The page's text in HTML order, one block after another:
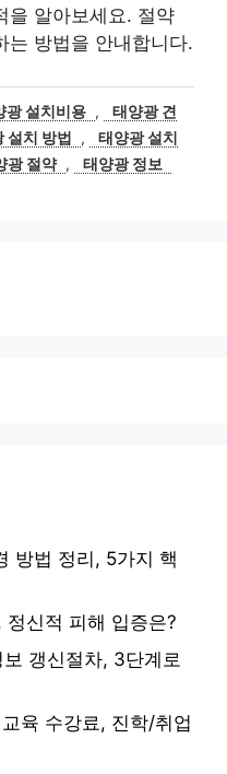
을 알아보세요. 절약
는 방법을 안내합니다.
광 설치비용 ,
태양광 견
설치 방법 ,
태양광 설치
광 절약 , 태양광 정보
방법 정리, 5가지 핵
신적 피해 입증은?
갱신절차, 3단계로
육 수강료, 진학/취업